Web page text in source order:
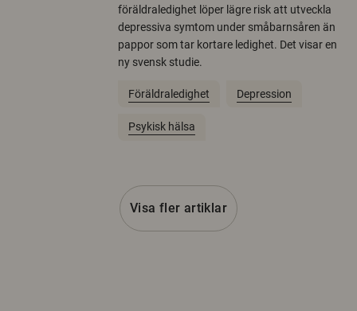
föräldraledighet löper lägre risk att utveckla
depressiva symtom under småbarnsåren än
pappor som tar kortare ledighet. Det visar en
ny svensk studie.
Föräldraledighet Depression
Psykisk hälsa
Visa fler artiklar